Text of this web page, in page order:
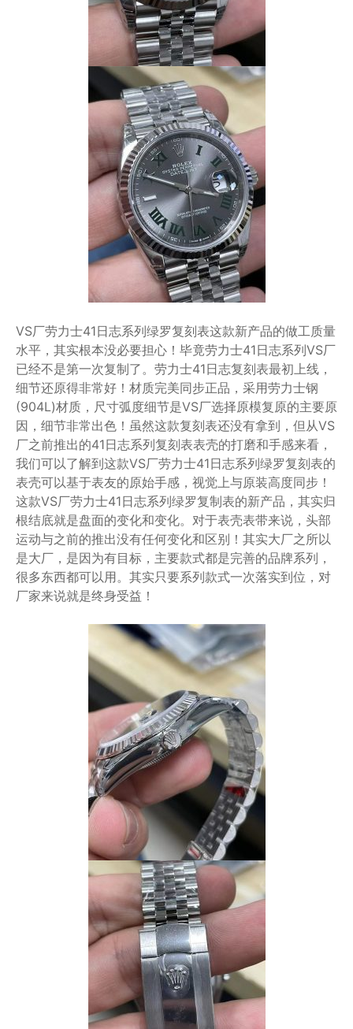
VS厂劳力士41日志系列绿罗复刻表这款新产品的做工质量
水平，其实根本没必要担心！毕竟劳力士41日志系列VS厂
已经不是第一次复制了。劳力士41日志复刻表最初上线，
细节还原得非常好！材质完美同步正品，采用劳力士钢
(904L)材质，尺寸弧度细节是VS厂选择原模复原的主要原
因，细节非常出色！虽然这款复刻表还没有拿到，但从VS
厂之前推出的41日志系列复刻表表壳的打磨和手感来看，
我们可以了解到这款VS厂劳力士41日志系列绿罗复刻表的
表壳可以基于表友的原始手感，视觉上与原装高度同步！
这款VS厂劳力士41日志系列绿罗复制表的新产品，其实归
根结底就是盘面的变化和变化。对于表壳表带来说，头部
运动与之前的推出没有任何变化和区别！其实大厂之所以
是大厂，是因为有目标，主要款式都是完善的品牌系列，
很多东西都可以用。其实只要系列款式一次落实到位，对
厂家来说就是终身受益！